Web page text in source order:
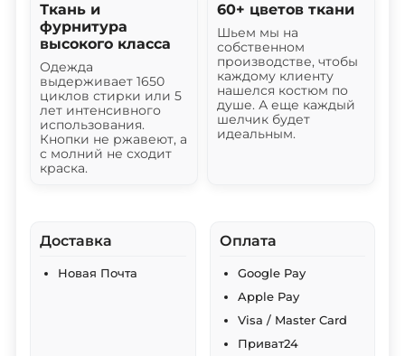
Ткань и
фурнитура
высокого класса
Одежда
выдерживает 1650
циклов стирки или 5
лет интенсивного
использования.
Кнопки не ржавеют, а
с молний не сходит
краска.
60+ цветов ткани
Шьем мы на
собственном
производстве, чтобы
каждому клиенту
нашелся костюм по
душе. А еще каждый
шелчик будет
идеальным.
Доставка
Новая Почта
Оплата
Google Pay
Apple Pay
Visa / Master Card
Приват24